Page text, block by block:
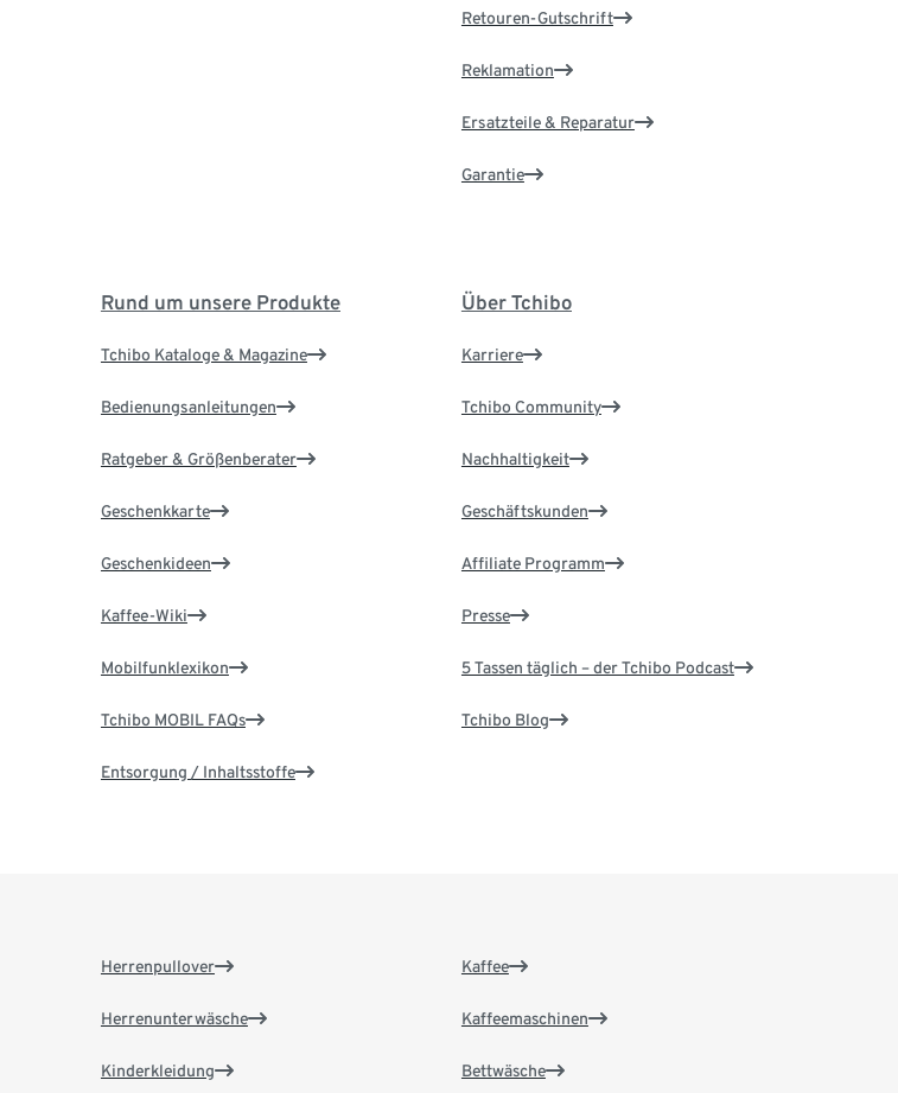
Retouren-Gutschrift
Reklamation
Ersatzteile & Reparatur
Garantie
Rund um unsere Produkte
Tchibo Kataloge & Magazine
Bedienungsanleitungen
Ratgeber & Größenberater
Geschenkkarte
Geschenkideen
Kaffee-Wiki
Mobilfunklexikon
Tchibo MOBIL FAQs
Entsorgung / Inhaltsstoffe
Über Tchibo
Karriere
Tchibo Community
Nachhaltigkeit
Geschäftskunden
Affiliate Programm
Presse
5 Tassen täglich – der Tchibo Podcast
Tchibo Blog
Herrenpullover
Herrenunterwäsche
Kinderkleidung
Kaffee
Kaffeemaschinen
Bettwäsche